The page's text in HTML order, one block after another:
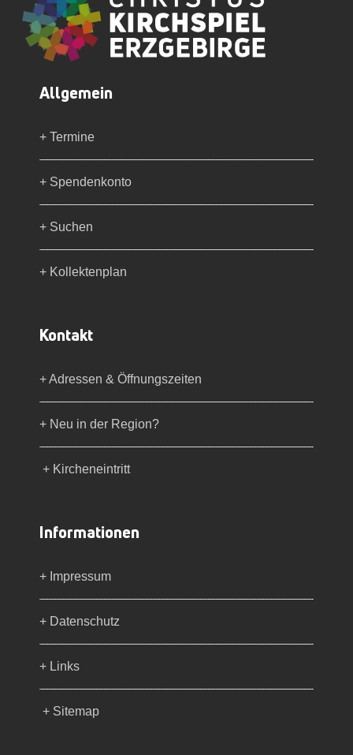
Allgemein
+ Termine
+ Spendenkonto
+ Suchen
+ Kollektenplan
Kontakt
+ Adressen & Öffnungszeiten
+ Neu in der Region?
+ Kircheneintritt
Informationen
+ Impressum
+ Datenschutz
+ Links
+ Sitemap